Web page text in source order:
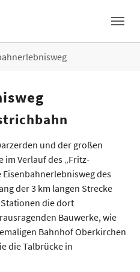
und der großen
Verlauf des „Fritz-
des
der 3 km langen Strecke
die dort
Bauwerke, wie
Bahnhof Oberkirchen
die Talbrücke in